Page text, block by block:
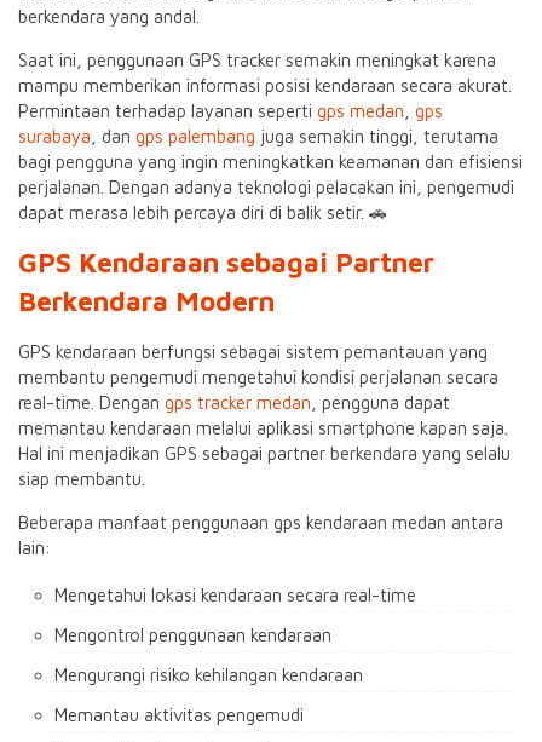
berkendara yang andal.
Saat ini, penggunaan GPS tracker semakin meningkat karena
mampu memberikan informasi posisi kendaraan secara akurat.
Permintaan terhadap layanan seperti gps medan gps
surabaya , dan gps palembang juga semakin tinggi, terutama
bagi pengguna yang ingin meningkatkan keamanan dan efisiensi
perjalanan. Dengan adanya teknologi pelacakan ini, pengemudi
dapat merasa lebih percaya diri di balik setir. 🚗
GPS Kendaraan sebagai Partner
Berkendara Modern
GPS kendaraan berfungsi sebagai sistem pemantauan yang
membantu pengemudi mengetahui kondisi perjalanan secara
real-time. Dengan gps tracker medan , pengguna dapat
memantau kendaraan melalui aplikasi smartphone kapan saja.
Hal ini menjadikan GPS sebagai partner berkendara yang selalu
siap membantu.
Beberapa manfaat penggunaan gps kendaraan medan antara
lain:
Mengetahui lokasi kendaraan secara real-time
Mengontrol penggunaan kendaraan
Mengurangi risiko kehilangan kendaraan
Memantau aktivitas pengemudi